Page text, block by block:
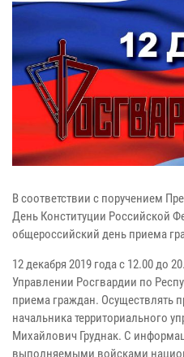
В соответствии с поручением
День Конституции Российской
общероссийский день приема
12 декабря 2019 года с 12.00 до
Управлении Росгвардии по
приема граждан. Осуществлять
начальника территориального
Михайлович Груднак. С
выполняемыми войсками